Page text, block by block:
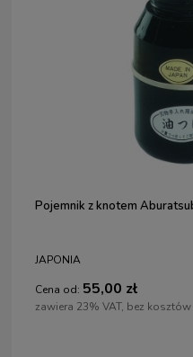
Pojemnik z knotem
JAPONIA
Cena od: 55,00 zł
zawiera 23% VAT, bez